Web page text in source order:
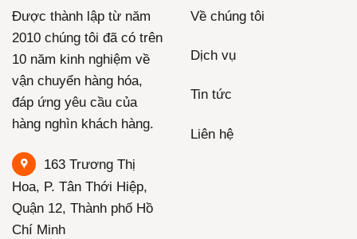
Được thành lập từ năm
2010 chúng tôi đã có trên
10 năm kinh nghiệm về
vận chuyển hàng hóa,
đáp ứng yêu cầu của
hàng nghìn khách hàng.
163 Trương Thị
Hoa, P. Tân Thới Hiệp,
Quận 12, Thành phố Hồ
Chí Minh
Về chúng tôi
Dịch vụ
Tin tức
Liên hệ